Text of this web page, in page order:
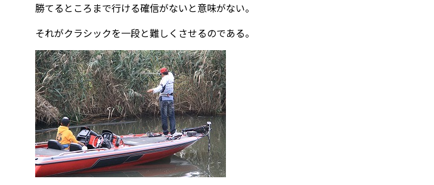
勝てるところまで行ける確信がないと意味がない。
それがクラシックを一段と難しくさせるのである。